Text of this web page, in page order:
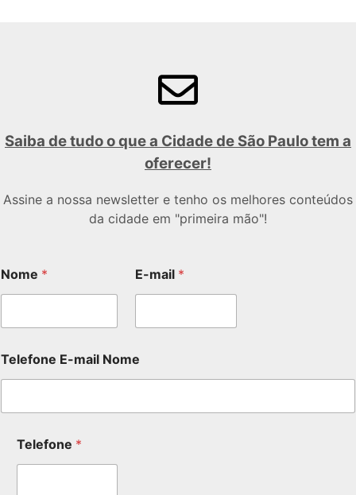
Saiba de tudo o que a Cidade de São Paulo tem a
oferecer!
Assine a nossa newsletter e tenho os melhores conteúdos
da cidade em "primeira mão"!
Nome * E-mail *
Telefone E-mail Nome
Telefone *